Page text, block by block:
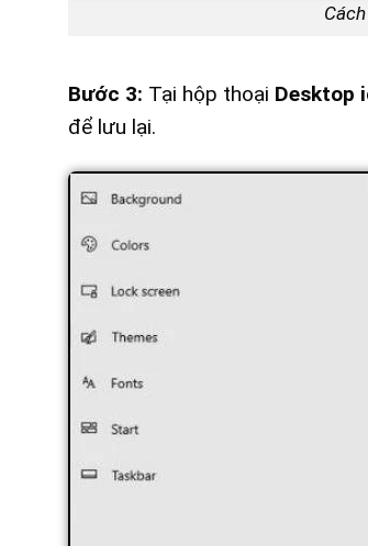
Bước 3: Tại hộp thoại Desktop
để lưu lại.